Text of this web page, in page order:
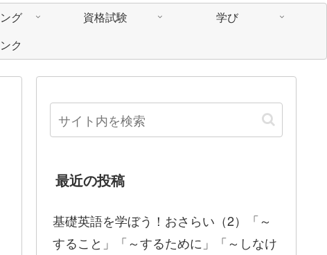
グ 資格試験
学び
ク
最近の投稿
基礎英語を学ぼう！おさらい（2）「～
すること」「～するために」「～しなけ